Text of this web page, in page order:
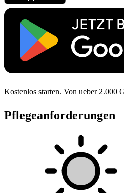
Kostenlos starten. Von ueber 2.000
Pflegeanforderungen